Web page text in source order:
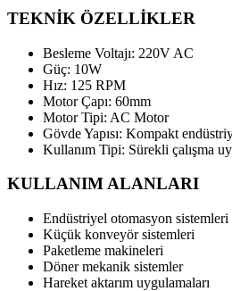
TEKNİK ÖZELLİKLER
Besleme Voltajı: 220V AC
Güç: 10W
Hız: 125 RPM
Motor Çapı: 60mm
Motor Tipi: AC Motor
Gövde Yapısı: Kompakt
Kullanım Tipi: Sürekli çalışma
KULLANIM ALANLARI
Endüstriyel otomasyon sistemleri
Küçük konveyör sistemleri
Paketleme makineleri
Döner mekanik sistemler
Hareket aktarım uygulamaları